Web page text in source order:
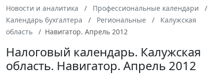
Новости и аналитика
Профессиональные календари
Календарь бухгалтера
Региональные
Калужская
область
Навигатор. Апрель 2012
Налоговый календарь. Калужская
область. Навигатор. Апрель 2012